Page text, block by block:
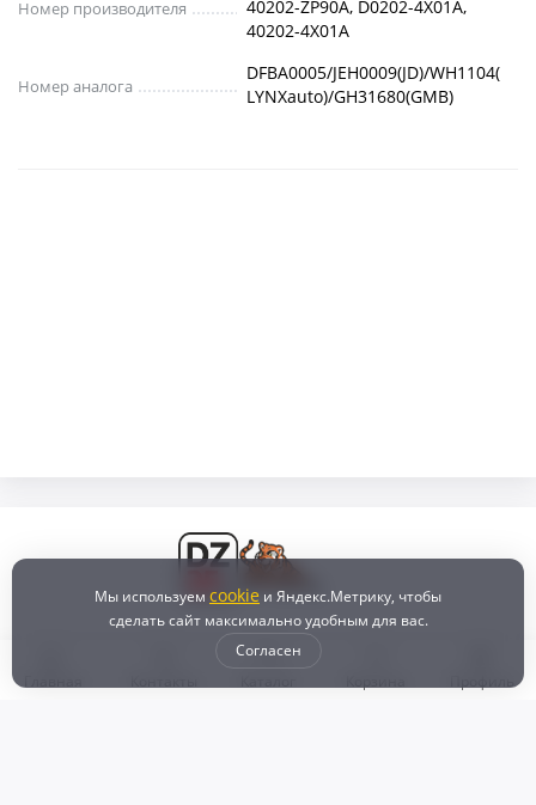
Номер производителя
40202-ZP90A, D0202-4X01A,
40202-4X01A
Номер аналога
DFBA0005/JEH0009(JD)/WH1104(
LYNXauto)/GH31680(GMB)
Мы используем cookie и Яндекс.Метрику, чтобы
сделать сайт максимально удобным для вас.
Согласен
Бонусная программа Доставка и самовывоз
Оплата